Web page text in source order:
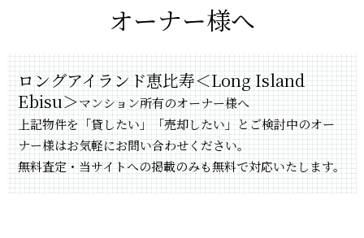
オーナー様へ
ロングアイランド恵比寿＜Long Island
Ebisu＞マンション所有のオーナー様へ
上記物件を「貸したい」「売却したい」とご検討中のオー
ナー様はお気軽にお問い合わせください。
無料査定・当サイトへの掲載のみも無料で対応いたします。